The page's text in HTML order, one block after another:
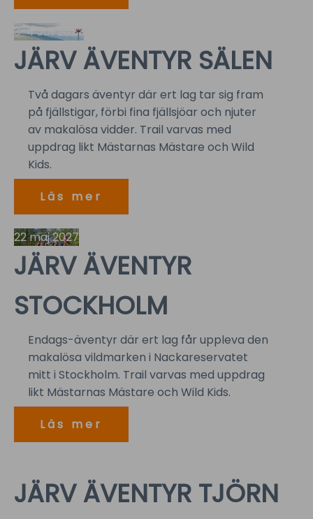
3-4 Juli 2027
JÄRV ÄVENTYR SÄLEN
Två dagars äventyr där ert lag tar sig fram
på fjällstigar, förbi fina fjällsjöar och njuter
av makalösa vidder. Trail varvas med
uppdrag likt Mästarnas Mästare och Wild
Kids.
Läs mer
22 maj 2027
JÄRV ÄVENTYR
STOCKHOLM
Endags-äventyr där ert lag får uppleva den
makalösa vildmarken i Nackareservatet
mitt i Stockholm. Trail varvas med uppdrag
likt Mästarnas Mästare och Wild Kids.
Läs mer
JÄRV ÄVENTYR TJÖRN